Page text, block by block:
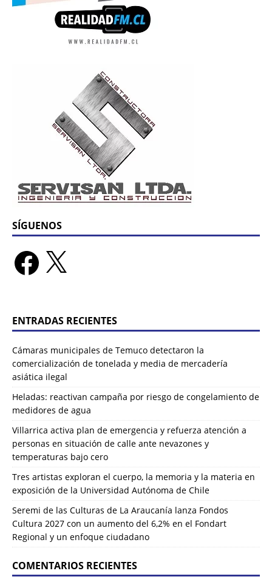
SÍGUENOS
ENTRADAS RECIENTES
Cámaras municipales de Temuco detectaron la
comercialización de tonelada y media de mercadería
asiática ilegal
Heladas: reactivan campaña por riesgo de congelamiento de
medidores de agua
Villarrica activa plan de emergencia y refuerza atención a
personas en situación de calle ante nevazones y
temperaturas bajo cero
Tres artistas exploran el cuerpo, la memoria y la materia en
exposición de la Universidad Autónoma de Chile
Seremi de las Culturas de La Araucanía lanza Fondos
Cultura 2027 con un aumento del 6,2% en el Fondart
Regional y un enfoque ciudadano
COMENTARIOS RECIENTES